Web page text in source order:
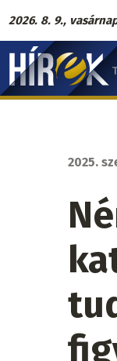
Ugrás
a
tartalomra
2026. 8. 9.,
Hírek.sk
fő
2025.